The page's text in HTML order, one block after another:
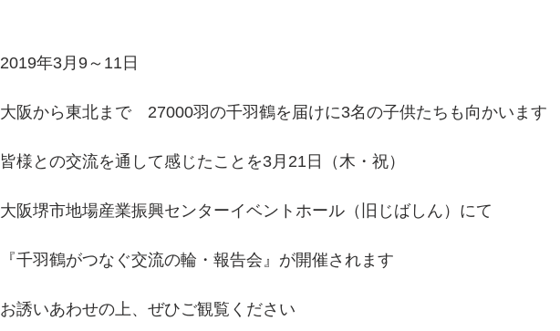
2019年3月9～11日
大阪から東北まで　27000羽の千羽鶴を届けに3名の子供たちも向かいます
皆様との交流を通して感じたことを3月21日（木・祝）
大阪堺市地場産業振興センターイベントホール（旧じばしん）にて
『千羽鶴がつなぐ交流の輪・報告会』が開催されます
お誘いあわせの上、ぜひご観覧ください